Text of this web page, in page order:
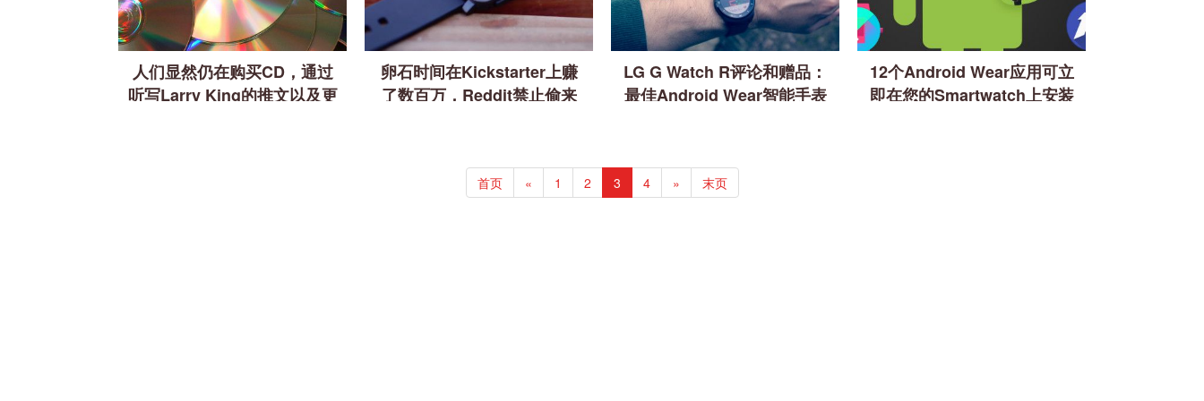
人们显然仍在购买CD，通过
听写Larry King的推文以及更
卵石时间在Kickstarter上赚
了数百万，Reddit禁止偷来
LG G Watch R评论和赠品：
最佳Android Wear智能手表
12个Android Wear应用可立
即在您的Smartwatch上安装
首页 « 1 2 3 4 » 末页